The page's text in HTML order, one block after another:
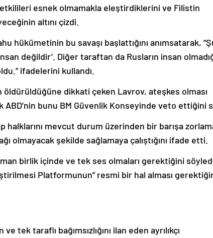
esnek olmamakla eleştirdiklerini ve Filistin
altını çizdi.
hükümetinin bu savaşı başlattığını anımsatarak,
değildir’. Diğer taraftan da Rusların insan
ifadelerini kullandı.
öldürüldüğüne dikkati çeken Lavrov, ateşkes olması
bunu BM Güvenlik Konseyinde veto ettiğini
halklarını mevcut durum üzerinden bir barışa
olmayacak şekilde sağlamaya çalıştığını ifade etti.
birlik içinde ve tek ses olmaları gerektiğini
Platformunun” resmi bir hal alması
tek taraflı bağımsızlığını ilan eden ayrılıkçı